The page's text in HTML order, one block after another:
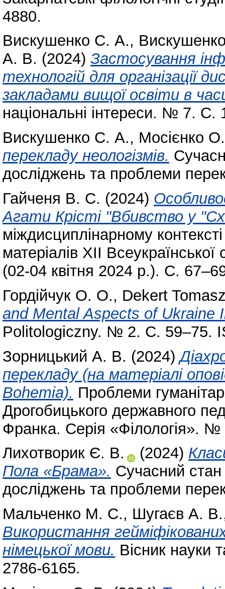
4880.
Вискушенко С. А.,
А. В. (2024) Застосування
технологій для організації
закладами вищої освіти в
національні інтереси. № 7.
Вискушенко С. А., Мосієнко
перекладу неологізмів.
досліджень та проблеми
Гайченя В. С. (2024)
Агати Крісті "Вбивство у
міждисциплінарному
матеріалів XІІ
(02-04 квітня 2024 р.). С.
Гордійчук О. О., Dekert
and Mental Aspects of Ukraine
Politologiczny. № 2. С. 59–75.
Зорницький А. В. (2024)
перекладу (на матеріалі
Bohemia). Проблеми
Дрогобицького державного
Франка. Серія «Філологія».
Лихотворик Є. В.
(2024)
Пола «Брама». Сучасний стан
досліджень та проблеми
Мальченко М. С., Шугаєв А. В.
Використання
німецької мови. Вісник науки
2786-6165.